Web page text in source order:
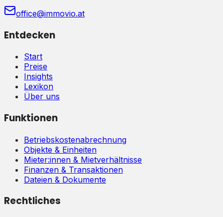
office@immovio.at
Entdecken
Start
Preise
Insights
Lexikon
Über uns
Funktionen
Betriebskostenabrechnung
Objekte & Einheiten
Mieter:innen & Mietverhältnisse
Finanzen & Transaktionen
Dateien & Dokumente
Rechtliches